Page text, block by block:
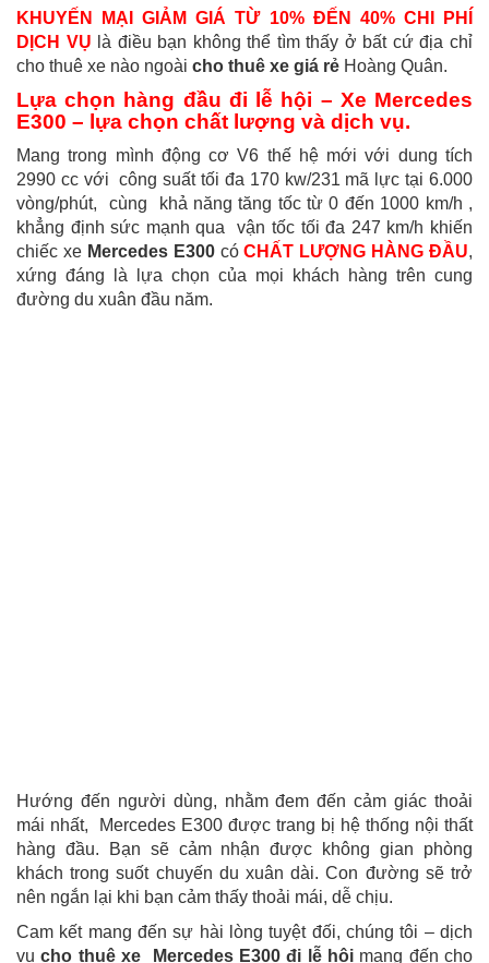
KHUYẾN MẠI GIẢM GIÁ TỪ 10% ĐẾN 40% CHI PHÍ
DỊCH VỤ là điều bạn không thể tìm thấy ở bất cứ địa chỉ
cho thuê xe nào ngoài cho thuê xe giá rẻ Hoàng Quân.
Lựa chọn hàng đầu đi lễ hội – Xe Mercedes
E300 – lựa chọn chất lượng và dịch vụ.
Mang trong mình động cơ V6 thế hệ mới với dung tích
2990 cc với công suất tối đa 170 kw/231 mã lực tại 6.000
vòng/phút, cùng khả năng tăng tốc từ 0 đến 1000 km/h ,
khẳng định sức mạnh qua vận tốc tối đa 247 km/h khiến
chiếc xe Mercedes E300cóCHẤT LƯỢNG HÀNG ĐẦU,
xứng đáng là lựa chọn của mọi khách hàng trên cung
đường du xuân đầu năm.
Hướng đến người dùng, nhằm đem đến cảm giác thoải
mái nhất, Mercedes E300 được trang bị hệ thống nội thất
hàng đầu. Bạn sẽ cảm nhận được không gian phòng
khách trong suốt chuyến du xuân dài. Con đường sẽ trở
nên ngắn lại khi bạn cảm thấy thoải mái, dễ chịu.
Cam kết mang đến sự hài lòng tuyệt đối, chúng tôi – dịch
vụcho thuê xe Mercedes E300 đi lễ hội mang đến cho